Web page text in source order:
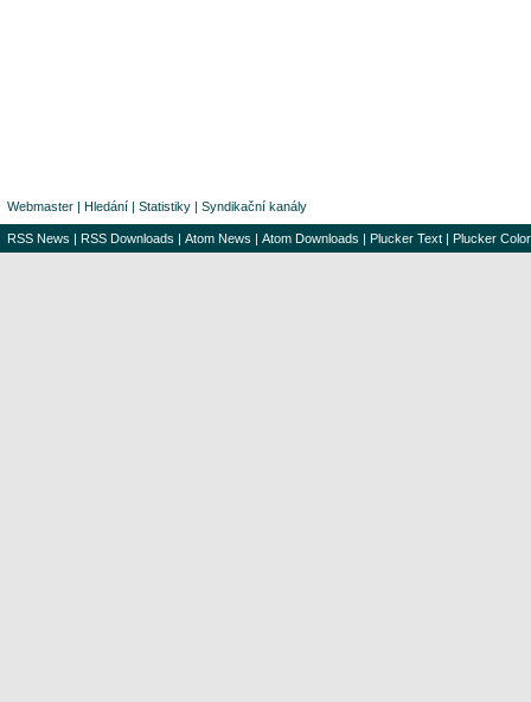
Webmaster | Hledání | Statistiky | Syndikační kanály
RSS News | RSS Downloads | Atom News | Atom Downloads | Plucker Text | Plucker Color